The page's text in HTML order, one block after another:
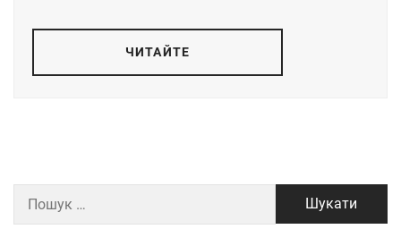
ЧИТАЙТЕ